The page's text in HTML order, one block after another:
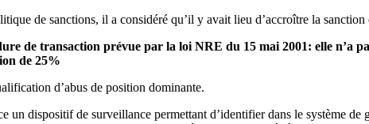
de sanctions, il a considéré qu’il y avait lieu d’accroître la
de transaction prévue par la loi NRE du 15 mai 2001: elle n’a
de 25%
d’abus de position dominante.
un dispositif de surveillance permettant d’identifier dans le système